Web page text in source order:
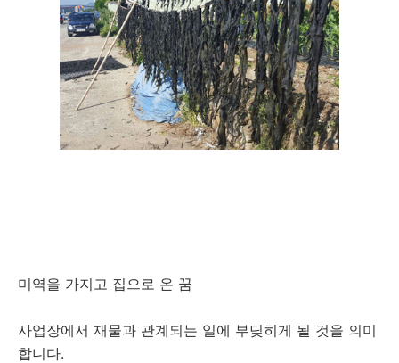
미역을 가지고 집으로 온 꿈
사업장에서 재물과 관계되는 일에 부딪히게 될 것을 의미
합니다.